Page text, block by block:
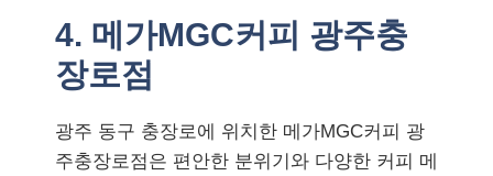
4. 메가MGC커피 광주충
장로점
광주 동구 충장로에 위치한 메가MGC커피 광
주충장로점은 편안한 분위기와 다양한 커피 메